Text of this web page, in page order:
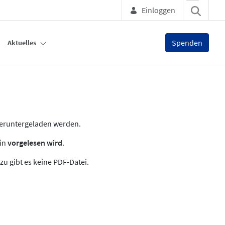
Einloggen
Aktuelles Spenden
werden.
vorgelesen wird.
gibt es keine PDF-Datei.